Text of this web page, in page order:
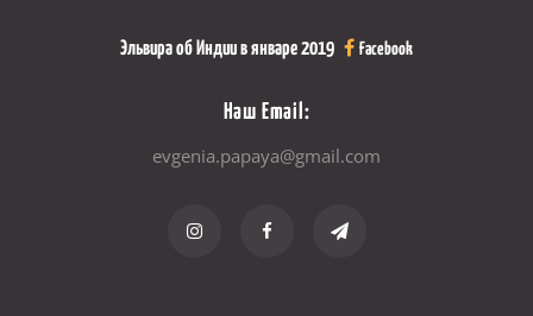
Эльвира об Индии в январе 2019 Facebook
Наш Email:
evgenia.papaya@gmail.com